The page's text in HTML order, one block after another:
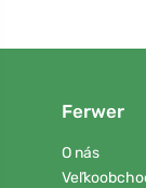
Ferwer
O nás